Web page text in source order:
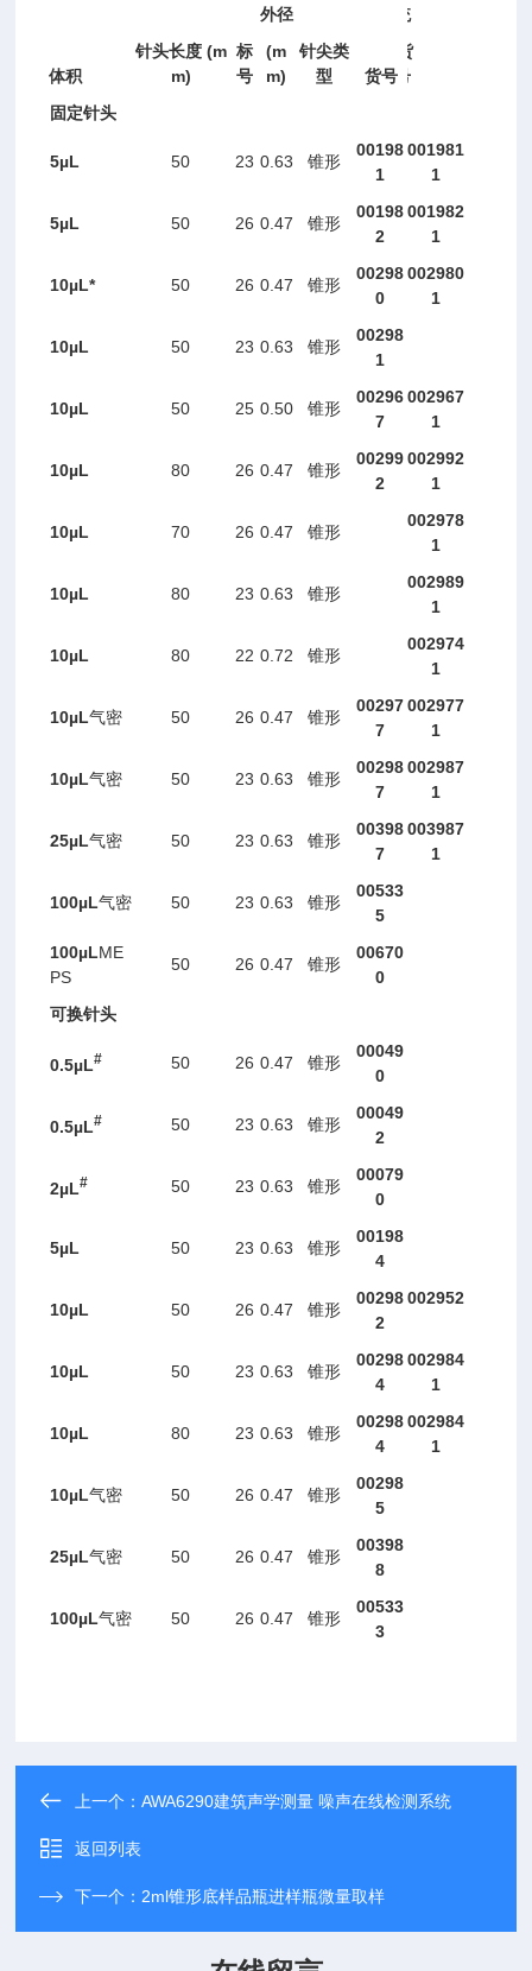
体积
针头长度(m
m)
标
号
外径
(m
m)
针尖类
型
货号
统
货
号
固定针头
5µL 50 23 0.63 锥形
00198
1
001981
1
5µL 50 26 0.47 锥形
00198
2
001982
1
10µL* 50 26 0.47 锥形
00298
0
002980
1
10µL 50 23 0.63 锥形
00298
1
10µL 50 25 0.50 锥形
00296
7
002967
1
10µL 80 26 0.47 锥形
00299
2
002992
1
10µL 70 26 0.47 锥形
002978
1
10µL 80 23 0.63 锥形
002989
1
10µL 80 22 0.72 锥形
002974
1
10µL气密 50 26 0.47 锥形
00297
7
002977
1
10µL气密 50 23 0.63 锥形
00298
7
002987
1
25µL气密 50 23 0.63 锥形
00398
7
003987
1
100µL气密 50 23 0.63 锥形
00533
5
100µLME
PS
50 26 0.47 锥形
00670
0
可换针头
0.5µL# 50 26 0.47 锥形
00049
0
0.5µL# 50 23 0.63 锥形
00049
2
2µL# 50 23 0.63 锥形
00079
0
5µL 50 23 0.63 锥形
00198
4
10µL 50 26 0.47 锥形
00298
2
002952
10µL 50 23 0.63 锥形
00298
4
002984
1
10µL 80 23 0.63 锥形
00298
4
002984
1
10µL气密 50 26 0.47 锥形
00298
5
25µL气密 50 26 0.47 锥形
00398
8
100µL气密 50 26 0.47 锥形
00533
3
上一个：AWA6290建筑声学测量 噪声在线检测系统
返回列表
下一个： 2ml锥形底样品瓶进样瓶微量取样